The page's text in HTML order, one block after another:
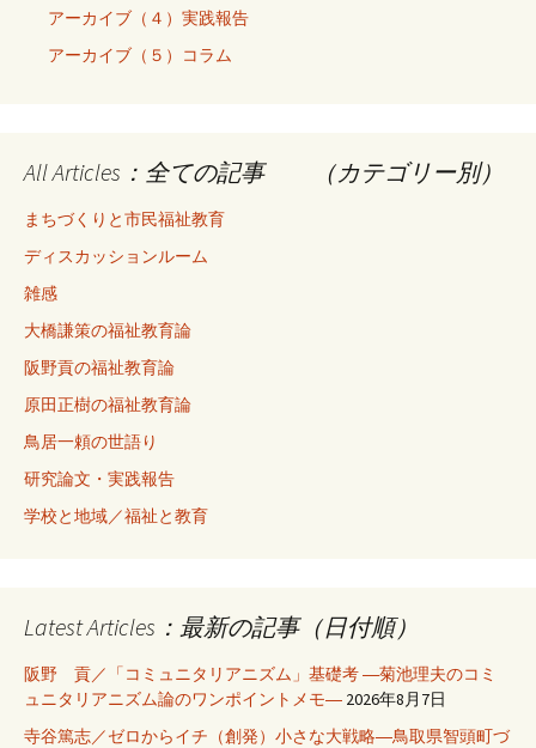
アーカイブ（４）実践報告
アーカイブ（５）コラム
All Articles：全ての記事 （カテゴリー別）
まちづくりと市民福祉教育
ディスカッションルーム
雑感
大橋謙策の福祉教育論
阪野貢の福祉教育論
原田正樹の福祉教育論
鳥居一頼の世語り
研究論文・実践報告
学校と地域／福祉と教育
Latest Articles：最新の記事（日付順）
阪野 貢／「コミュニタリアニズム」基礎考 ―菊池理夫のコミ
ュニタリアニズム論のワンポイントメモ― 2026年8月7日
寺谷篤志／ゼロからイチ（創発）小さな大戦略―鳥取県智頭町づ